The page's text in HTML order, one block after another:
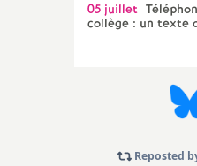
05 juillet
collège : un texte